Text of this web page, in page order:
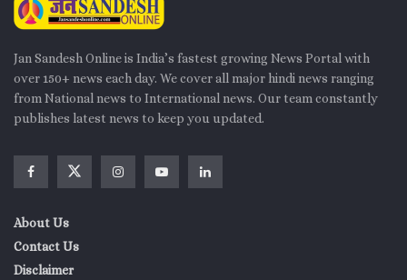
Jan Sandesh Online is India’s fastest growing News Portal with
over 150+ news each day. We cover all major hindi news ranging
from National news to International news. Our team constantly
publishes latest news to keep you updated.
About Us
Contact Us
Disclaimer